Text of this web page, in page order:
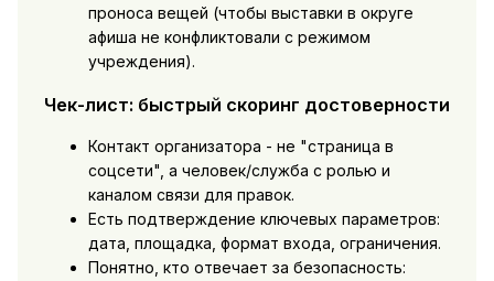
проноса вещей (чтобы выставки в округе
афиша не конфликтовали с режимом
учреждения).
Чек-лист: быстрый скоринг достоверности
Контакт организатора - не "страница в
соцсети", а человек/служба с ролью и
каналом связи для правок.
Есть подтверждение ключевых параметров:
дата, площадка, формат входа, ограничения.
Понятно, кто отвечает за безопасность: